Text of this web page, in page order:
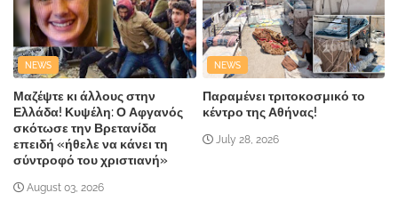
NEWS
Μαζέψτε κι άλλους στην
Ελλάδα! Κυψέλη: Ο Αφγανός
σκότωσε την Βρετανίδα
επειδή «ήθελε να κάνει τη
σύντροφό του χριστιανή»
August 03, 2026
NEWS
Παραμένει τριτοκοσμικό το
κέντρο της Αθήνας!
July 28, 2026